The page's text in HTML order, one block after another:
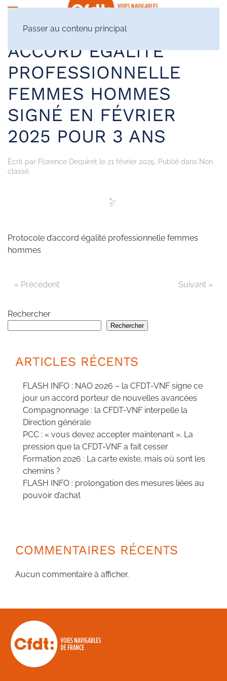
Passer au contenu principal
ACCORD ÉGALITÉ
PROFESSIONNELLE
FEMMES HOMMES
SIGNÉ EN FÉVRIER
2025 POUR 3 ANS
Écrit par Florence Dequiret le 21 février 2025. Publié dans Non
classé.
Protocole d’accord égalité professionnelle femmes
hommes
« Précédent Suivant »
Rechercher
Rechercher
ARTICLES RÉCENTS
FLASH INFO : NAO 2026 – la CFDT-VNF signe ce
jour un accord porteur de nouvelles avancées
Compagnonnage : la CFDT-VNF interpelle la
Direction générale
PCC : « vous devez accepter maintenant ». La
pression que la CFDT-VNF a fait cesser
Formation 2026 : La carte existe, mais où sont les
chemins ?
FLASH INFO : prolongation des mesures liées au
pouvoir d’achat
COMMENTAIRES RÉCENTS
Aucun commentaire à afficher.